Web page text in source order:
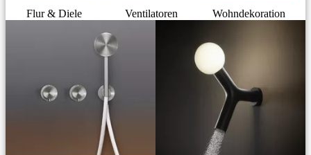
Flur & Diele Ventilatoren Wohndekoration